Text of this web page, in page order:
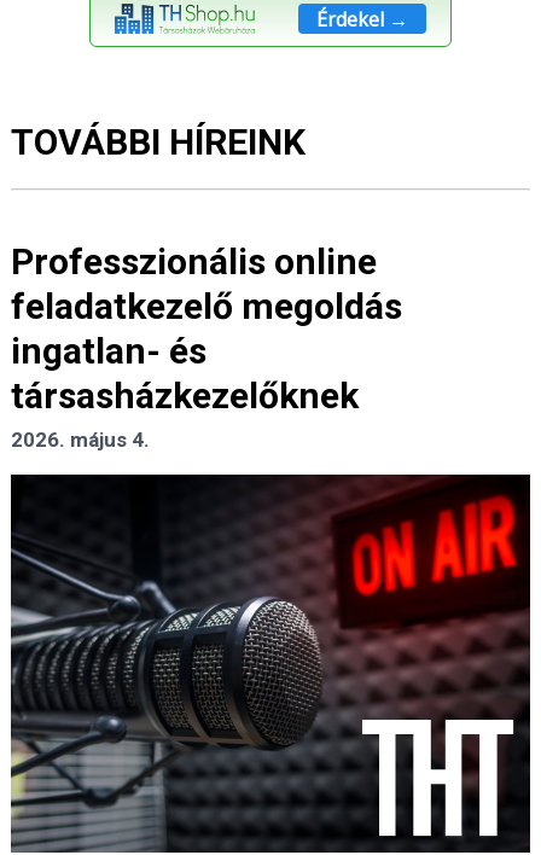
Érdekel →
TOVÁBBI HÍREINK
Professzionális online
feladatkezelő megoldás
ingatlan- és
társasházkezelőknek
2026. május 4.